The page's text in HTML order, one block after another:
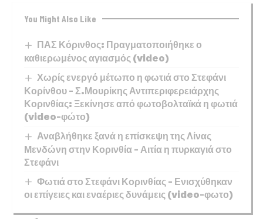
You Might Also Like
ΠΑΣ Κόρινθος: Πραγματοποιήθηκε ο
καθιερωμένος αγιασμός (video)
Χωρίς ενεργό μέτωπο η φωτιά στο Στεφάνι
Κορίνθου – Σ.Μουρίκης Αντιπεριφερειάρχης
Κορινθίας: Ξεκίνησε από φωτοβολταϊκά η φωτιά
(video-φώτο)
Αναβλήθηκε ξανά η επίσκεψη της Λίνας
Μενδώνη στην Κορινθία – Αιτία η πυρκαγιά στο
Στεφάνι
Φωτιά στο Στεφάνι Κορινθίας – Ενισχύθηκαν
οι επίγειες και εναέριες δυνάμεις (video-φωτο)